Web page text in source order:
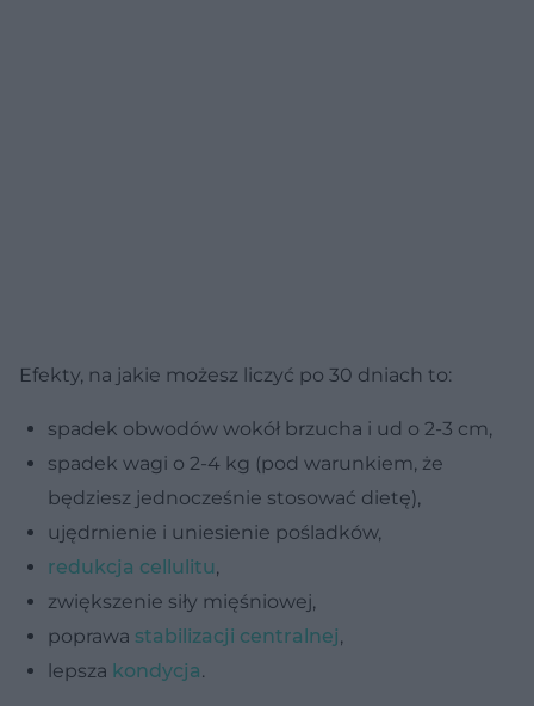
Efekty, na jakie możesz liczyć po 30 dniach to:
spadek obwodów wokół brzucha i ud o 2-3 cm,
spadek wagi o 2-4 kg (pod warunkiem, że
będziesz jednocześnie stosować dietę),
ujędrnienie i uniesienie pośladków,
redukcja cellulitu,
zwiększenie siły mięśniowej,
poprawa stabilizacji centralnej,
lepsza kondycja.